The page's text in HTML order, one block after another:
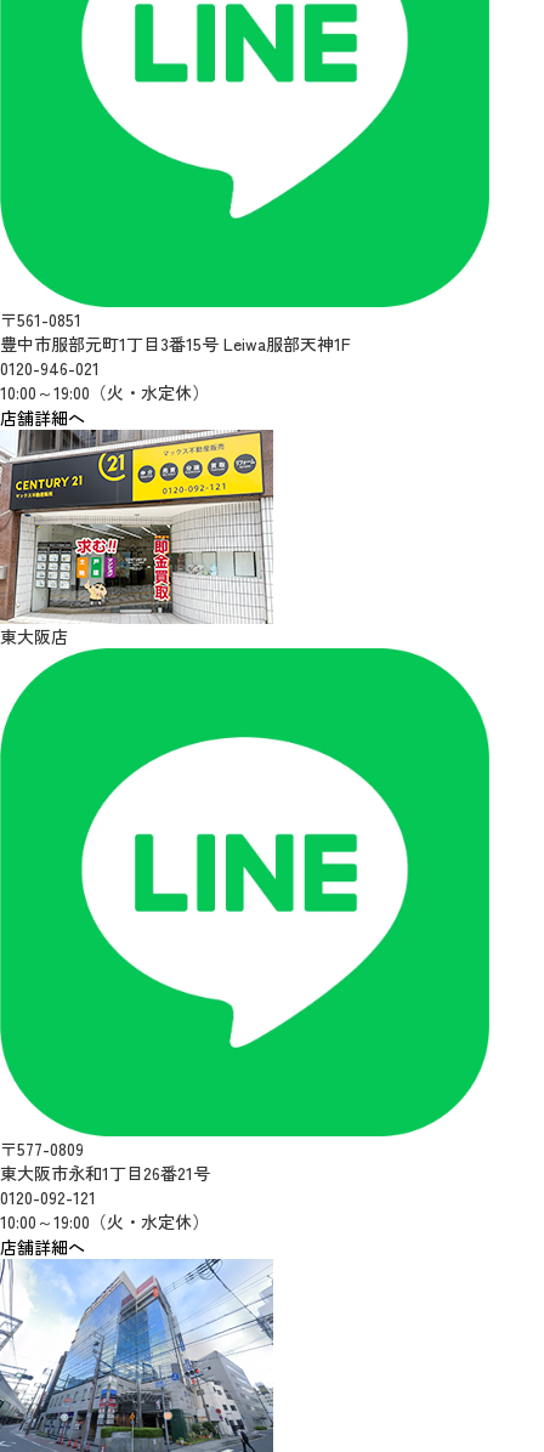
〒561-0851
豊中市服部元町1丁目3番15号 Leiwa服部天神1F
0120-946-021
10:00～19:00（火・水定休）
店舗詳細へ
東大阪店
〒577-0809
東大阪市永和1丁目26番21号
0120-092-121
10:00～19:00（火・水定休）
店舗詳細へ